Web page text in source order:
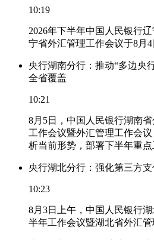
10:19
2026年下半年中国人民银行
宁省外汇管理工作会议于8月4
央行湖南分行：推动“多边央
全省覆盖
10:21
8月5日，中国人民银行湖南
工作会议暨外汇管理工作会
析当前形势，部署下半年重点
央行湖北分行：强化第三方
10:23
8月3日上午，中国人民银行
半年工作会议暨湖北省外汇管